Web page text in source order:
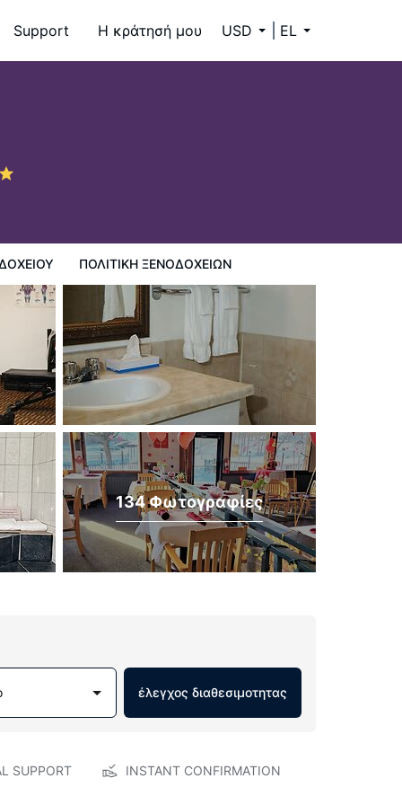
Support Η κράτησή μου USD EL
ΠΟΛΙΤΙΚΗ ΞΕΝΟΔΟΧΕΊΩΝ
134 Φωτογραφίες
έλεγχος διαθεσιμοτητας
SUPPORT INSTANT CONFIRMATION